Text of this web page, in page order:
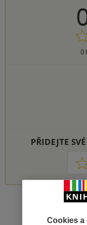
0
PŘIDEJTE
1
Cookies